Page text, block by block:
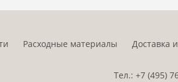
Расходные материалы Доставка
Тел.: +7 (495)